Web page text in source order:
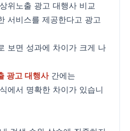
위노출 광고 대행사 비교
서비스를 제공한다고 광고
보면 성과에 차이가 크게 나
광고 대행사간에는
에서 명확한 차이가 있습니